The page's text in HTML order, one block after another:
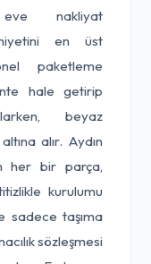
eve nakliyat
en üst
paketleme
hale getirip
beyaz
alır. Aydın
her bir parça,
kurulumu
sadece taşıma
sözleşmesi